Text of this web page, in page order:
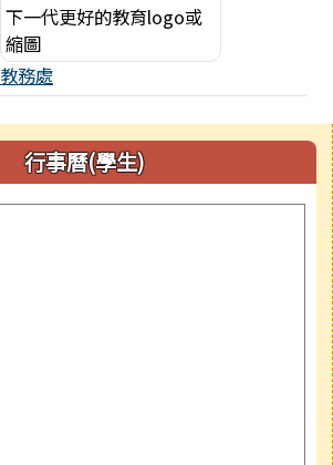
教務處
行事曆(學生)